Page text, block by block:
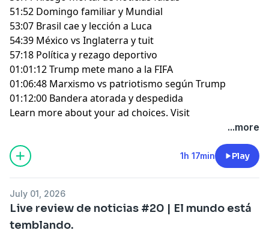
51:52 Domingo familiar y Mundial
53:07 Brasil cae y lección a Luca
54:39 México vs Inglaterra y tuit
57:18 Política y rezago deportivo
01:01:12 Trump mete mano a la FIFA
01:06:48 Marxismo vs patriotismo según Trump
01:12:00 Bandera atorada y despedida
Learn more about your ad choices. Visit
...more
1h 17min Play
July 01, 2026
Live review de noticias #20 | El mundo está
temblando.